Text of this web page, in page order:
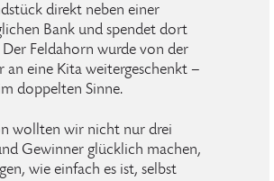
direkt neben einer
Bank und spendet dort
Feldahorn wurde von der
an eine Kita weitergeschenkt –
doppelten Sinne.
wollten wir nicht nur drei
Gewinner glücklich machen,
wie einfach es ist, selbst